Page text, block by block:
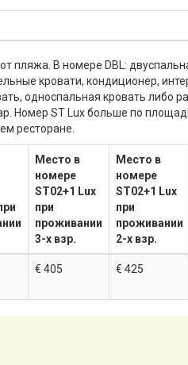
пляжа. В номере DBL:
кровати, кондиционер,
односпальная кровать либо
Номер ST Lux больше по
ресторане.
Место в
номере
ST02+1 Lux
при
проживании
3-х взр.
Место в
номере
ST02+1 Lux
при
проживании
2-х взр.
€ 405 € 425